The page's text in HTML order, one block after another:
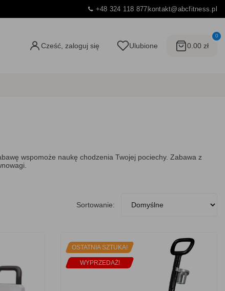
+48 324 118 877kontakt@abcfitness.pl
Cześć, zaloguj się Ulubione
0
0.00 zł
wspomoże naukę chodzenia Twojej pociechy. Zabawa z
Sortowanie:
OSTATNIA SZTUKA!
WYPRZEDAŻ!